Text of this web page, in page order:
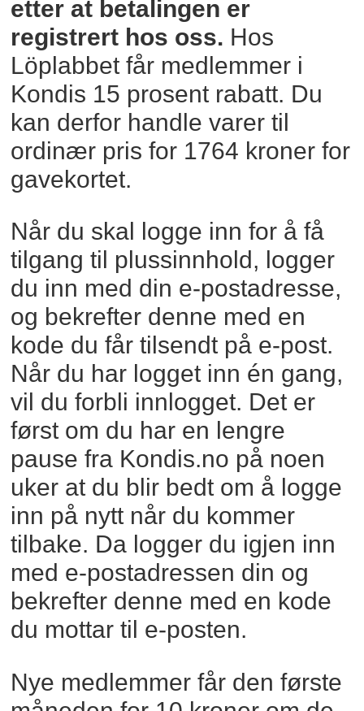
etter at betalingen er
registrert hos oss. Hos
Löplabbet får medlemmer i
Kondis 15 prosent rabatt. Du
kan derfor handle varer til
ordinær pris for 1764 kroner for
gavekortet.
Når du skal logge inn for å få
tilgang til plussinnhold, logger
du inn med din e-postadresse,
og bekrefter denne med en
kode du får tilsendt på e-post.
Når du har logget inn én gang,
vil du forbli innlogget. Det er
først om du har en lengre
pause fra Kondis.no på noen
uker at du blir bedt om å logge
inn på nytt når du kommer
tilbake. Da logger du igjen inn
med e-postadressen din og
bekrefter denne med en kode
du mottar til e-posten.
Nye medlemmer får den første